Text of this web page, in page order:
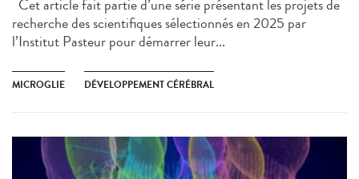
Cet article fait partie d’une série présentant les projets de
recherche des scientifiques sélectionnés en 2025 par
l’Institut Pasteur pour démarrer leur...
MICROGLIE DÉVELOPPEMENT CÉRÉBRAL